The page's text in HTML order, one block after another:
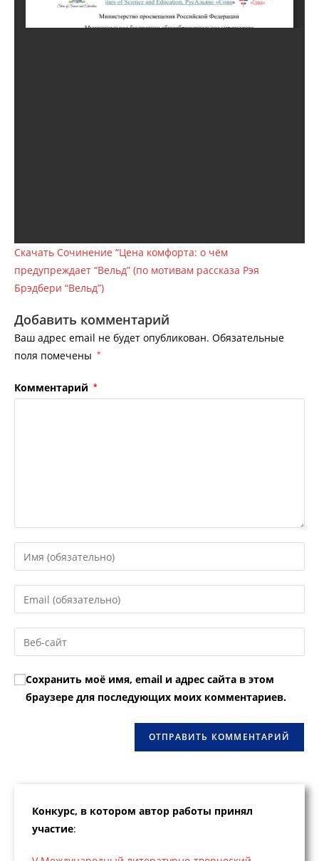
Скачать Сочинение “Цена комфорта: о чём
предупреждает “Вельд” (по мотивам рассказа Рэя
Брэдбери “Вельд”)
Добавить комментарий
Ваш адрес email не будет опубликован. Обязательные
поля помечены *
Комментарий *
Введите
свое
имя
или
пользователя,
чтобы
прокомментировать
Введите
свой
email-
адрес,
прокомментировать
Введите
URL
вашего
веб-
сайта
Сохранить моё имя, email и адрес сайта в этом
браузере для последующих моих комментариев.
Конкурс, в котором автор работы принял
участие: